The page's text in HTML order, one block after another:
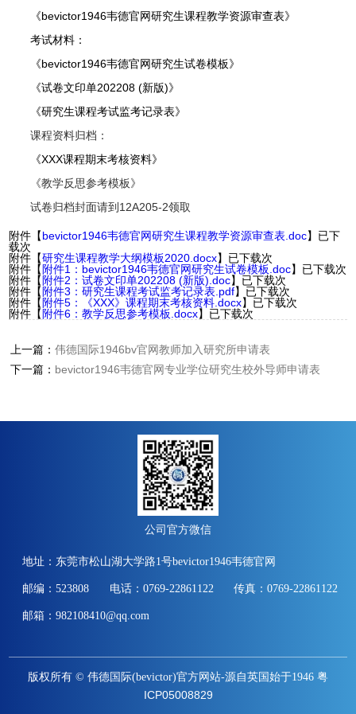
《bevictor1946韦德官网研究生课程教学资源审查表》
考试材料：
《bevictor1946韦德官网研究生试卷模板》
《试卷文印单202208 (新版)》
《研究生课程考试监考记录表》
课程资料归档：
《XXX课程期末考核资料》
《教学反思参考模板》
试卷归档封面请到12A205-2领取
附件【bevictor1946韦德官网研究生课程教学资源审查表.doc】已下
载次
附件【研究生课程教学大纲模板2020.docx】已下载次
附件【 附件1：bevictor1946韦德官网研究生试卷模板.doc】已下载次
附件【 附件2：试卷文印单202208 (新版).doc】已下载次
附件【 附件3：研究生课程考试监考记录表.pdf】已下载次
附件【 附件5：《XXX》课程期末考核资料.docx】已下载次
附件【 附件6：教学反思参考模板.docx】已下载次
上一篇： 伟德国际1946bv官网教师加入研究所申请表
下一篇： bevictor1946韦德官网专业学位研究生校外导师申请表
公司官方微信
地址：东莞市松山湖大学路1号bevictor1946韦德官网
邮编：523808 电话：0769-22861122 传真：0769-22861122
邮箱：982108410@qq.com
版权所有 © 伟德国际(bevictor)官方网站-源自英国始于1946 粤
ICP05008829